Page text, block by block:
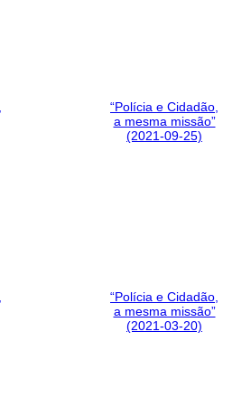
“Polícia e Cidadão,
a mesma missão”
(2021-09-25)
“Polícia e Cidadão,
a mesma missão”
(2021-03-20)